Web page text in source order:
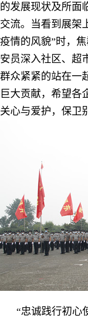
的发展现状及所面
交流。当看到展架
疫情的风貌”时，
安员深入社区、超
群众紧紧的站在一
巨大贡献，希望各
关心与爱护，保卫
“忠诚践行初心